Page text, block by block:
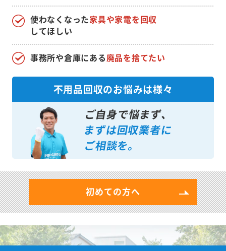
使わなくなった家具や家電を回収
してほしい
事務所や倉庫にある廃品を捨てたい
不用品回収のお悩みは様々
ご自身で悩まず、
まずは回収業者に
ご相談を。
初めての方へ